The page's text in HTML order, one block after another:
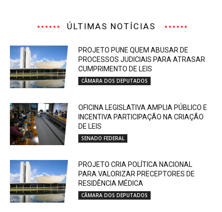
ÚLTIMAS NOTÍCIAS
PROJETO PUNE QUEM ABUSAR DE
PROCESSOS JUDICIAIS PARA ATRASAR
CUMPRIMENTO DE LEIS
CÂMARA DOS DEPUTADOS
OFICINA LEGISLATIVA AMPLIA PÚBLICO E
INCENTIVA PARTICIPAÇÃO NA CRIAÇÃO
DE LEIS
SENADO FEDERAL
PROJETO CRIA POLÍTICA NACIONAL
PARA VALORIZAR PRECEPTORES DE
RESIDÊNCIA MÉDICA
CÂMARA DOS DEPUTADOS